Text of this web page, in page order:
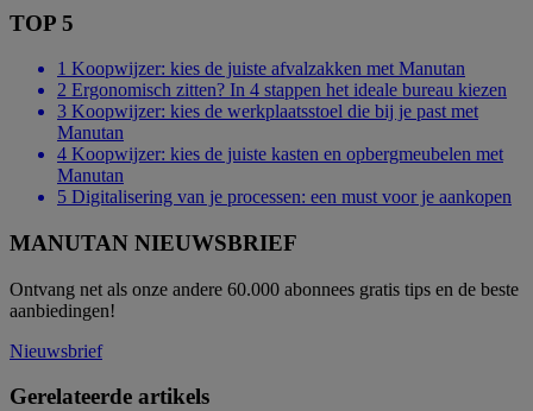
TOP 5
1 Koopwijzer: kies de juiste afvalzakken met Manutan
2 Ergonomisch zitten? In 4 stappen het ideale bureau kiezen
3 Koopwijzer: kies de werkplaatsstoel die bij je past met
Manutan
4 Koopwijzer: kies de juiste kasten en opbergmeubelen met
Manutan
5 Digitalisering van je processen: een must voor je aankopen
MANUTAN NIEUWSBRIEF
Ontvang net als onze andere 60.000 abonnees gratis tips en de beste
aanbiedingen!
Nieuwsbrief
Gerelateerde artikels